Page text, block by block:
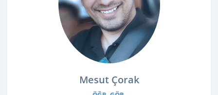
Mesut Çorak